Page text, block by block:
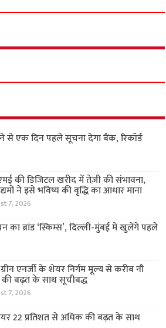
एक दिन पहले सूचना देगा बैंक, रिकॉर्ड
की डिजिटल खरीद में तेज़ी की संभावना,
ने इसे भविष्य की वृद्धि का आधार माना
7, 2026
का ब्रांड ‘स्किम्स’, दिल्ली-मुंबई में खुलेंगे पहले
एनर्जी के शेयर निर्गम मूल्य से करीब नौ
की बढ़त के साथ सूचीबद्ध
7, 2026
22 प्रतिशत से अधिक की बढ़त के साथ